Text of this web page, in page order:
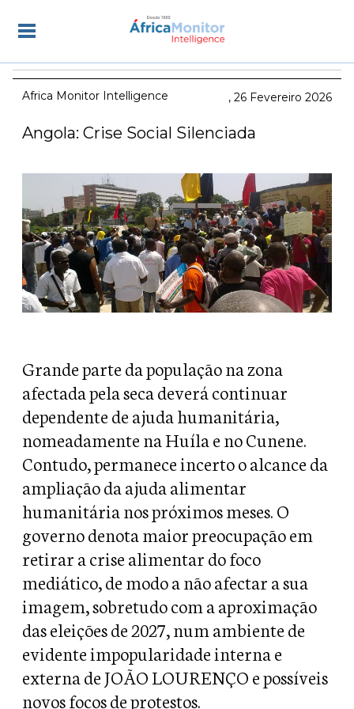
Africa Monitor Intelligence 26 Fevereiro 2026
Angola: Crise Social Silenciada
Grande parte da população na zona
afectada pela seca deverá continuar
dependente de ajuda humanitária,
nomeadamente na Huíla e no Cunene.
Contudo, permanece incerto o alcance da
ampliação da ajuda alimentar
humanitária nos próximos meses. O
governo denota maior preocupação em
retirar a crise alimentar do foco
mediático, de modo a não afectar a sua
imagem, sobretudo com a aproximação
das eleições de 2027, num ambiente de
evidente impopularidade interna e
externa de JOÃO LOURENÇO e possíveis
novos focos de protestos.